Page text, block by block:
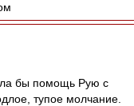
бы помощь Рую с
тупое молчание.